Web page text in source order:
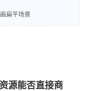
扁平场景
源能否直接商